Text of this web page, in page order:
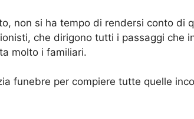
non si ha tempo di rendersi conto di
che dirigono tutti i passaggi che
molto i familiari.
funebre per compiere tutte quelle